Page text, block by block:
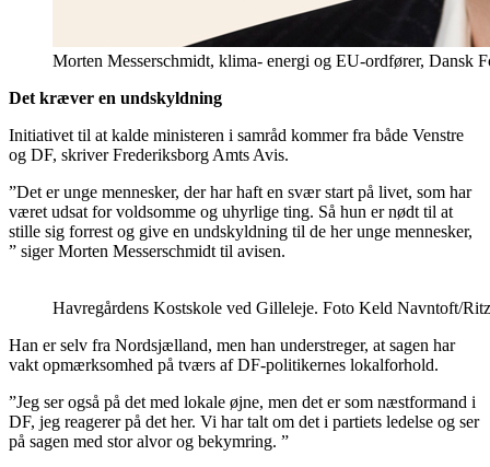
Morten Messerschmidt, klima- energi og EU-ordfører, Dansk
Det kræver en undskyldning
Initiativet til at kalde ministeren i samråd kommer fra både Venstre
og DF, skriver Frederiksborg Amts Avis.
”Det er unge mennesker, der har haft en svær start på livet, som har
været udsat for voldsomme og uhyrlige ting. Så hun er nødt til at
stille sig forrest og give en undskyldning til de her unge mennesker,
” siger Morten Messerschmidt til avisen.
Havregårdens Kostskole ved Gilleleje. Foto Keld Navntoft/
Han er selv fra Nordsjælland, men han understreger, at sagen har
vakt opmærksomhed på tværs af DF-politikernes lokalforhold.
”Jeg ser også på det med lokale øjne, men det er som næstformand i
DF, jeg reagerer på det her. Vi har talt om det i partiets ledelse og ser
på sagen med stor alvor og bekymring. ”